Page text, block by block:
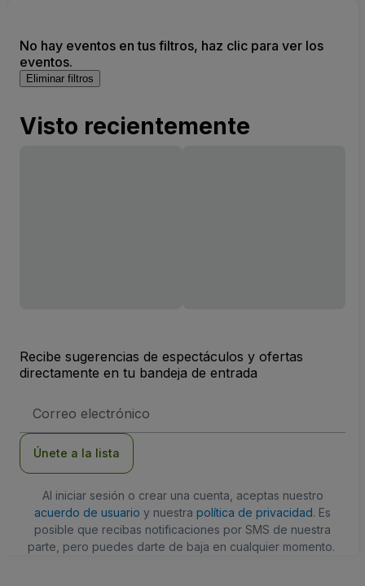
No hay eventos en tus filtros, haz clic para ver los
eventos.
Eliminar filtros
Visto recientemente
Recibe sugerencias de espectáculos y ofertas
directamente en tu bandeja de entrada
de
Únete a la lista
Al iniciar sesión o crear una cuenta, aceptas nuestro
acuerdo de usuario y nuestra política de privacidad. Es
posible que recibas notificaciones por SMS de nuestra
parte, pero puedes darte de baja en cualquier momento.